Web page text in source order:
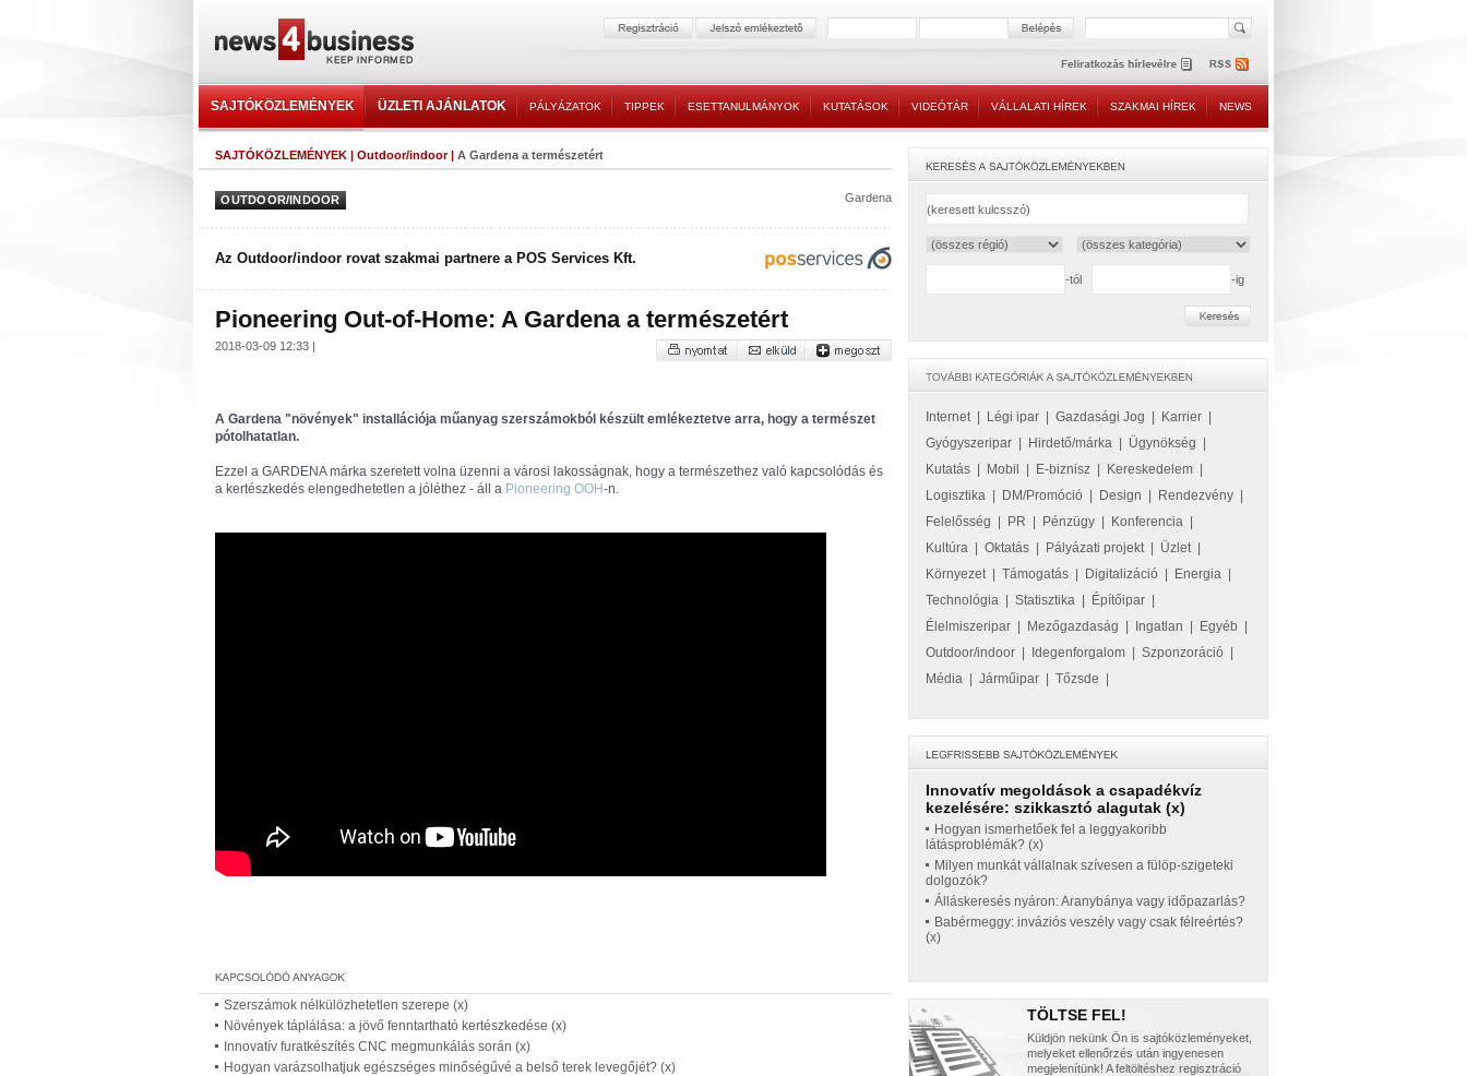
SAJTÓKÖZLEMÉNYEK ÜZLETI AJÁNLATOK PÁLYÁZATOK TIPPEK ESETTANULMÁNYOK KUTATÁSOK VIDEÓTÁR VÁLLALATI HÍREK SZAKMAI HÍREK NEWS
SAJTÓKÖZLEMÉNYEK | Outdoor/indoor| A Gardena a természetért
OUTDOOR/INDOOR Gardena
Az Outdoor/indoor rovat szakmai partnere a POS Services Kft.
Pioneering Out-of-Home: A Gardena a természetért
2018-03-09 12:33 |
A Gardena "növények" installációja műanyag szerszámokból készült emlékeztetve arra, hogy a természet
pótolhatatlan.
Ezzel a GARDENA márka szeretett volna üzenni a városi lakosságnak, hogy a természethez való kapcsolódás és
a kertészkedés elengedhetetlen a jóléthez - áll a Pioneering OOH-n.
Szerszámok nélkülözhetetlen szerepe (x)
Növények táplálása: a jövő fenntartható kertészkedése (x)
Innovatív furatkészítés CNC megmunkálás során (x)
Hogyan varázsolhatjuk egészséges minőségűvé a belső terek levegőjét? (x)
-tól -ig
Internet| Légi ipar Gazdasági Jog Karrier
Gyógyszeripar
Hirdető/márka Ügynökség
Kutatás
Mobil E-biznisz Kereskedelem
Logisztika
DM/Promóció Design Rendezvény
Felelősség
PR Pénzügy Konferencia
Kultúra
Oktatás Pályázati projekt| Üzlet|
Környezet| Támogatás Digitalizáció Energia
Technológia
Statisztika Építőipar
Élelmiszeripar
Mezőgazdaság Ingatlan Egyéb
Outdoor/indoor
Idegenforgalom Szponzoráció
Média
Járműipar Tőzsde
Innovatív megoldások a csapadékvíz
kezelésére: szikkasztó alagutak (x)
Hogyan ismerhetőek fel a leggyakoribb
látásproblémák? (x)
Milyen munkát vállalnak szívesen a fülöp-szigeteki
dolgozók?
Álláskeresés nyáron: Aranybánya vagy időpazarlás?
Babérmeggy: inváziós veszély vagy csak félreértés?
(x)
TÖLTSE FEL!
Küldjön nekünk Ön is sajtóközleményeket,
melyeket ellenőrzés után ingyenesen
megjelenítünk! A feltöltéshez regisztráció